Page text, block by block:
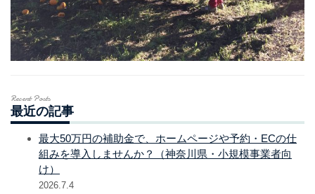
Recent Posts
最近の記事
最大50万円の補助金で、ホームページや予約・ECの仕
組みを導入しませんか？（神奈川県・小規模事業者向
け）
2026.7.4